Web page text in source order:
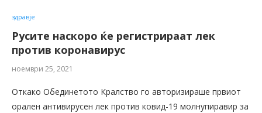
здравје
Русите наскоро ќе регистрираат лек
против коронавирус
ноември 25, 2021
Откако Обединетото Кралство го авторизираше првиот
орален антивирусен лек против ковид-19 молнупиравир за